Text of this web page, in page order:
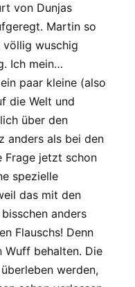
von Dunjas
Martin so
völlig wuschig
Ich mein…
paar kleine (also
die Welt und
über den
anders als bei den
Frage jetzt schon
spezielle
das mit den
anders
Flauschs! Denn
Wuff behalten. Die
werden,